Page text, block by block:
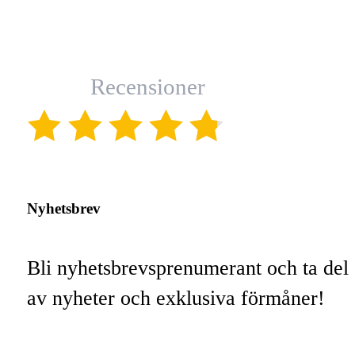
Recensioner
Nyhetsbrev
Bli nyhetsbrevsprenumerant och ta del
av nyheter och exklusiva förmåner!